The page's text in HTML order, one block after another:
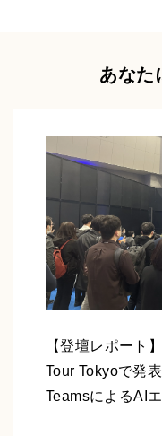
あなた
【登壇レポート
Tour Tokyoで発
TeamsによるAI